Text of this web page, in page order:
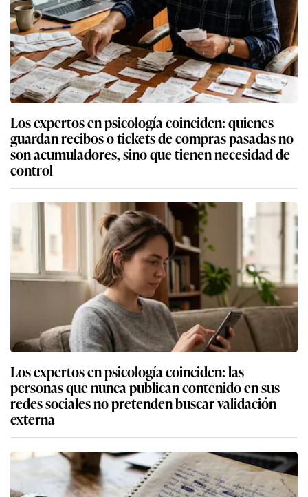
Los expertos en psicología coinciden: quienes
guardan recibos o tickets de compras pasadas no
son acumuladores, sino que tienen necesidad de
control
Los expertos en psicología coinciden: las
personas que nunca publican contenido en sus
redes sociales no pretenden buscar validación
externa